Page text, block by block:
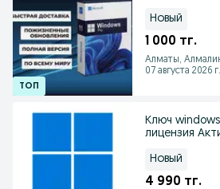
Новый
1 000 тг.
Алматы,
07 августа 2026 г.
Ключ windows
лицензия
Новый
4 990 тг.